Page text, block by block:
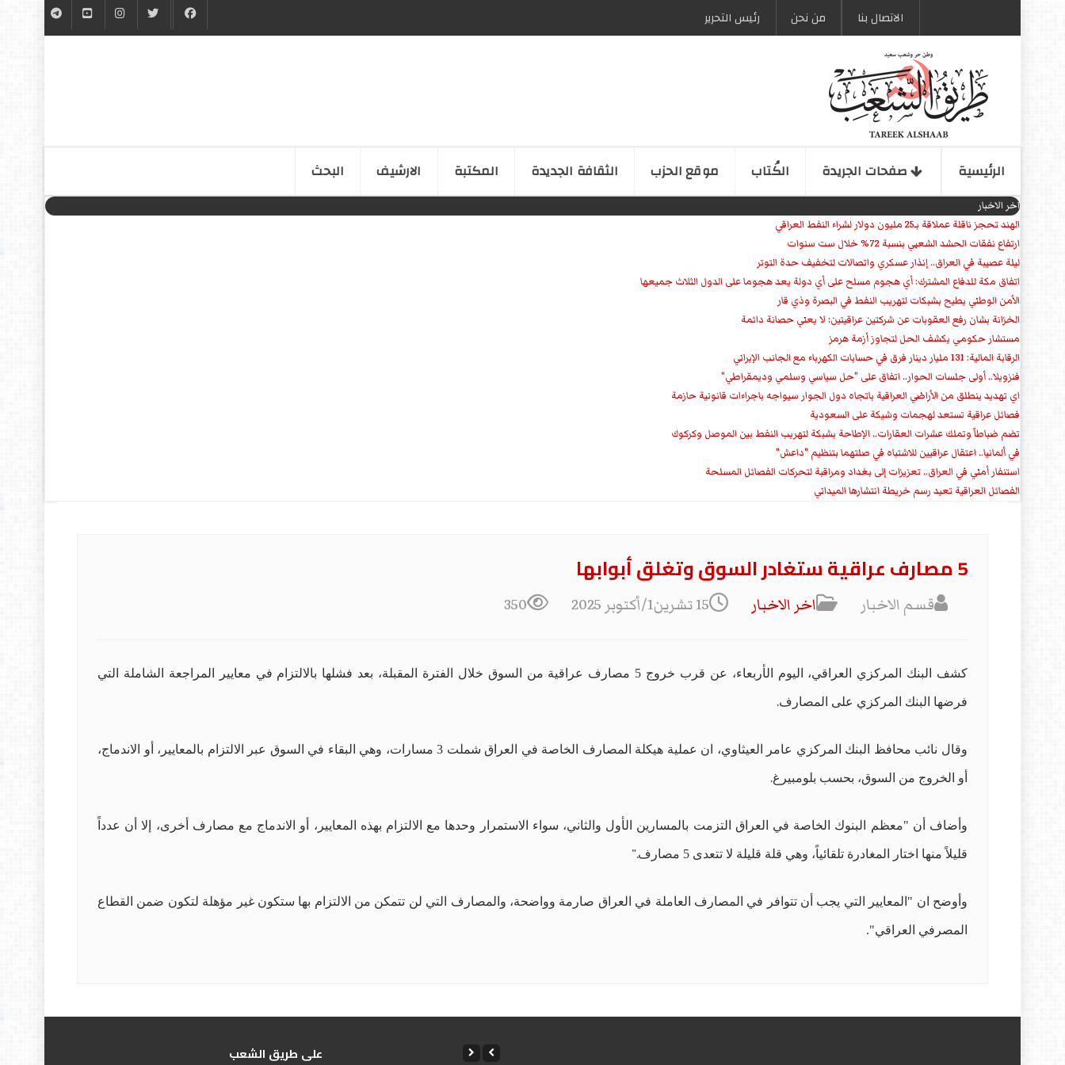
الاتصال بنا من نحن رئیس التحریر
الرئیسیة صفحات الجریدة الكُتاب موقع الحزب الثقافة الجدیدة المكتبة الارشیف البحث
اخر الاخبار
الهند تحجز ناقلة عملاقة بـ25 مليون دولار لشراء النفط العراقي
ارتفاع نفقات الحشد الشعبي بنسبة 72% خلال ست سنوات
ليلة عصيبة في العراق.. إنذار عسكري واتصالات لتخفيف حدة التوتر
‏اتفاق مكة للدفاع المشترك: أي هجوم مسلح على أي دولة يعد هجوما على الدول الثلاث جميعها
الأمن الوطني يطيح بشبكات لتهريب النفط في البصرة وذي قار
الخزانة بشان رفع العقوبات عن شركتين عراقيتين: لا يعني حصانة دائمة
مستشار حكومي يكشف الحل لتجاوز أزمة هرمز
الرقابة المالية: 131 مليار دينار فرق في حسابات الكهرباء مع الجانب الإيراني
فنزويلا.. أولى جلسات الحوار.. اتفاق على "حل سياسي وسلمي وديمقراطي"
اي تهديد ينطلق من الأراضي العراقية باتجاه دول الجوار سيواجه باجراءات قانونية حازمة
فصائل عراقية تستعد لهجمات وشيكة على السعودية
تضم ضباطاً وتملك عشرات العقارات.. الإطاحة بشبكة لتهريب النفط بين الموصل وكركوك
في ألمانيا.. اعتقال عراقيين للاشتباه في صلتهما بتنظيم "داعش"
استنفار أمني في العراق.. تعزيزات إلى بغداد ومراقبة لتحركات الفصائل المسلحة
الفصائل العراقية تعيد رسم خريطة انتشارها الميداني
5 مصارف عراقية ستغادر السوق وتغلق أبوابها
قسم الاخبار اخر الاخبار 15 تشرين1/أكتوبر 2025 350
كشف البنك المركزي العراقي، اليوم الأربعاء، عن قرب خروج 5 مصارف عراقية من السوق خلال الفترة المقبلة، بعد فشلها بالالتزام في معايير المراجعة الشاملة التي
فرضها البنك المركزي على المصارف.
وقال نائب محافظ البنك المركزي عامر العيثاوي، ان عملية هيكلة المصارف الخاصة في العراق شملت 3 مسارات، وهي البقاء في السوق عبر الالتزام بالمعايير، أو الاندماج،
أو الخروج من السوق، بحسب بلومبيرغ.
وأضاف أن "معظم البنوك الخاصة في العراق التزمت بالمسارين الأول والثاني، سواء الاستمرار وحدها مع الالتزام بهذه المعايير، أو الاندماج مع مصارف أخرى، إلا أن عدداً
قليلاً منها اختار المغادرة تلقائياً، وهي قلة قليلة لا تتعدى 5 مصارف ".
وأوضح ان "المعايير التي يجب أن تتوافر في المصارف العاملة في العراق صارمة وواضحة، والمصارف التي لن تتمكن من الالتزام بها ستكون غير مؤهلة لتكون ضمن القطاع
المصرفي العراقي".
علی طریق الشعب